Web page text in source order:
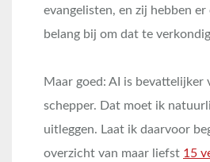
evangelisten, en zij hebben er
belang bij om dat te
Maar goed: AI is bevattelijker
schepper. Dat moet ik
uitleggen. Laat ik daarvoor
overzicht van maar liefst 15